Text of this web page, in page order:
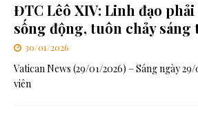
ĐTC Lêô XIV: Linh đạo
sống động, tuôn chảy sáng
30/01/2026
Vatican News (29/01/2026) – Sáng ngày
viên